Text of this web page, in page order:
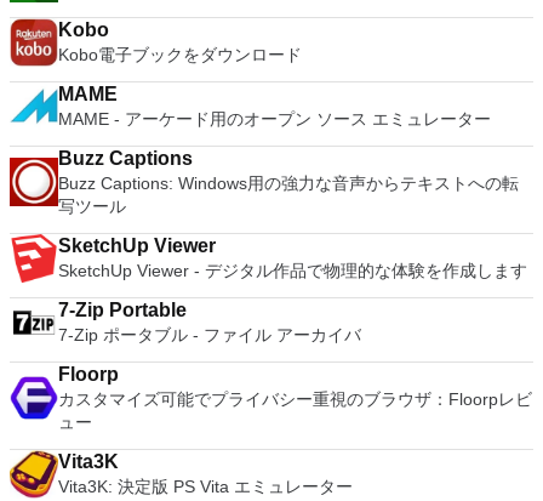
who are a little skeptical about making the leap over to
Windows 10. By utilizing an app like this, you'll get to try out
all of Windows 10's new features in a safe sandboxed
environment, without the need to install the OS natively.
VMware Workstation Pro doesn't just support Microsofts OS,
you can also install Linux VMs, including Ubuntu, Red Hat,
Fedora, and lots of other distributions as well. Overall,
Workstation Pro offers high performance, strong reliability,
and cutting edge features that make it stand out from the
crowd. The full version is a little pricey, but you do get what
you pay for.
ン間でデータを共有します。 幅広いホストおよびゲストオペ
レーティングシステムのサポート。 USB 2.0デバイスのサポー
ト。 起動時にアプライアンス情報を取得します。 直感的なホ
ームページインターフェイスを介して仮想マシンに簡単にアク
セスできます。 VMware Playerは、Microsoft Virtual Server仮
います。
Kobo
Kobo電子ブックをダウンロード
MAME
MAME - アーケード用のオープン ソース エミュレーター
Buzz Captions
Buzz Captions: Windows用の強力な音声からテキストへの転
写ツール
SketchUp Viewer
SketchUp Viewer - デジタル作品で物理的な体験を作成します
7-Zip Portable
7-Zip ポータブル - ファイル アーカイバ
Floorp
カスタマイズ可能でプライバシー重視のブラウザ：Floorpレビ
ュー
Vita3K
Vita3K: 決定版 PS Vita エミュレーター